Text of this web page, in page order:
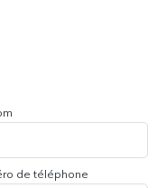
de téléphone